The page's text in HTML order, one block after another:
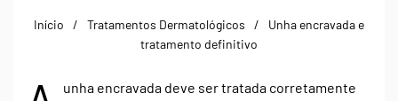
Início Tratamentos Dermatológicos
Unha encravada e
tratamento definitivo
unha encravada deve ser tratada corretamente